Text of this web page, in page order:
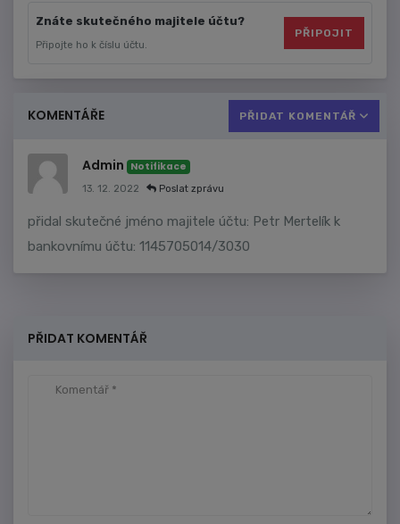
Znáte skutečného majitele účtu?
Připojte ho k číslu účtu.
PŘIPOJIT
KOMENTÁŘE PŘIDAT KOMENTÁŘ
Admin Notifikace
13. 12. 2022 Poslat zprávu
přidal skutečné jméno majitele účtu: Petr Mertelík k
bankovnímu účtu: 1145705014/3030
PŘIDAT KOMENTÁŘ